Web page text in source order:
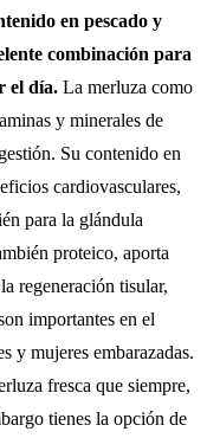
en pescado y
combinación para
el día. La merluza como
y minerales de
Su contenido en
cardiovasculares,
para la glándula
proteico, aporta
regeneración tisular,
importantes en el
y mujeres embarazadas.
fresca que siempre,
tienes la opción de